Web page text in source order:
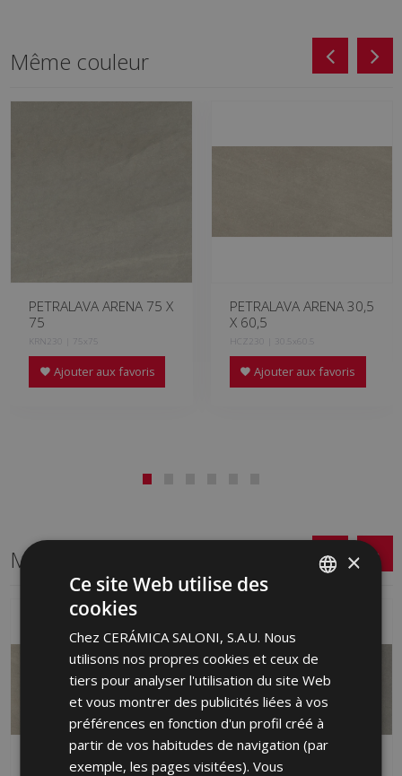
Même couleur
PETRALAVA ARENA 75 X
75
KRN230 | 75x75
Ajouter aux favoris
PETRALAVA ARENA 30,5
X 60,5
HCZ230 | 30.5x60.5
Ajouter aux favoris
Même format
ENGLISH
GERMAN
PORTUGUESE
×
Ce site Web utilise des
cookies
Chez CERÁMICA SALONI, S.A.U. Nous
utilisons nos propres cookies et ceux de
tiers pour analyser l'utilisation du site Web
et vous montrer des publicités liées à vos
préférences en fonction d'un profil créé à
partir de vos habitudes de navigation (par
exemple, les pages visitées). Vous